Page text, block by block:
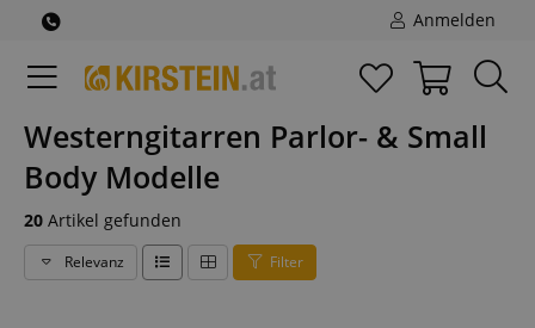
Anmelden
Westerngitarren Parlor- & Small
Body Modelle
20 Artikel gefunden
Relevanz Filter